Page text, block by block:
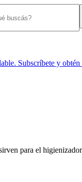
Subscríbete y
para el